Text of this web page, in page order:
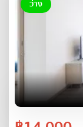
ว่าง